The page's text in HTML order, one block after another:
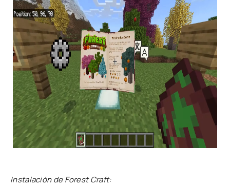
Instalación de Forest Craft: